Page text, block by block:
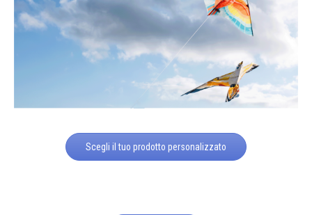
Scegli il tuo prodotto personalizzato